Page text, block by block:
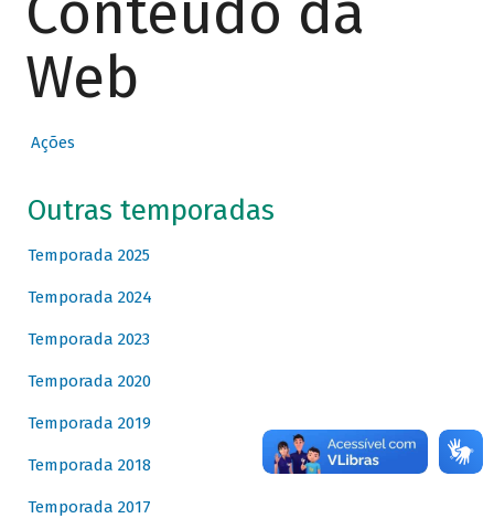
Web
Ações
Outras temporadas
Temporada 2025
Temporada 2024
Temporada 2023
Temporada 2020
Temporada 2019
Temporada 2018
Temporada 2017